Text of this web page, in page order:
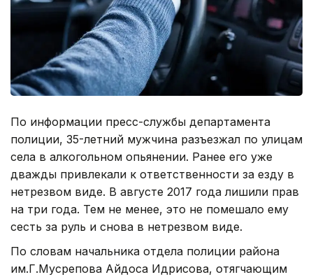
По информации пресс-службы департамента
полиции, 35-летний мужчина разъезжал по улицам
села в алкогольном опьянении. Ранее его уже
дважды привлекали к ответственности за езду в
нетрезвом виде. В августе 2017 года лишили прав
на три года. Тем не менее, это не помешало ему
сесть за руль и снова в нетрезвом виде.
По словам начальника отдела полиции района
им.Г.Мусрепова Айдоса Идрисова, отягчающим